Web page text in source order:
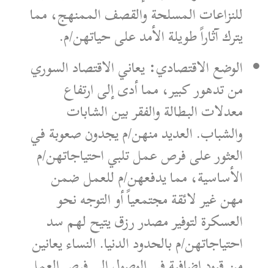
للنزاعات المسلحة والقصف الممنهج، مما
يترك آثاراً طويلة الأمد على حياتهن/م.
الوضع الاقتصادي: يعاني الاقتصاد السوري
من تدهور كبير، مما أدى إلى ارتفاع
معدلات البطالة والفقر بين الشابات
والشباب. العديد منهن/م يجدون صعوبة في
العثور على فرص عمل تلبي احتياجاتهن/م
الأساسية، مما يدفعهن/م للعمل ضمن
مهن غير لائقة مجتمعياً أو التوجه نحو
العسكرة لتوفير مصدر رزق يتيح لهم سد
احتياجاتهن/م بالحدود الدنيا. النساء يعانين